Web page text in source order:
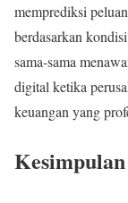
memprediksi
berdasarkan
sama-sama
digital ketika
keuangan yang
Kesimpulan